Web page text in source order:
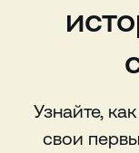
Узнайте,
свои